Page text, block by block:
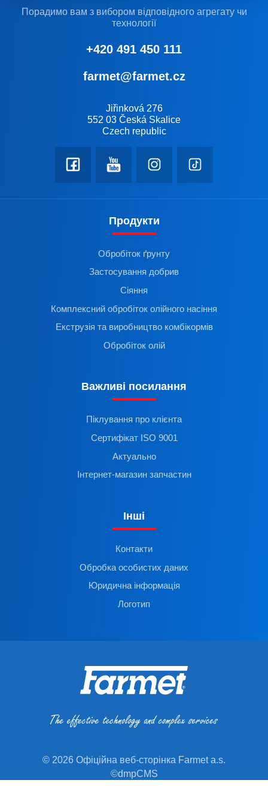
Порадимо вам з вибором відповідного агрегату чи
технології
+420 491 450 111
farmet@farmet.cz
Jiřinková 276
552 03 Česká Skalice
Czech republic
Продукти
Обробіток ґрунту
Застосування добрив
Сіяння
Комплексний обробіток олійного насіння
Екструзія та виробництво комбікормів
Обробіток олій
Важливі посилання
Піклування про клієнта
Сертифікат ISO 9001
Актуально
Інтернет-магазин запчастин
Інші
Контакти
Обробка особистих даних
Юридична інформація
Логотип
© 2026 Офіційна веб-сторінка Farmet a.s.
©dmpCMS